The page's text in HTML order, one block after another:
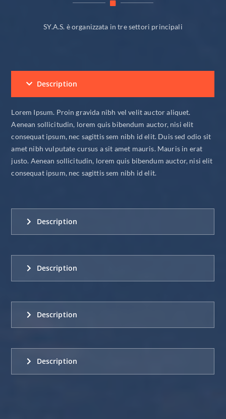
SY.A.S. è organizzata in tre settori principali
Description
Lorem Ipsum. Proin gravida nibh vel velit auctor aliquet.
Aenean sollicitudin, lorem quis bibendum auctor, nisi elit
consequat ipsum, nec sagittis sem nibh id elit. Duis sed odio sit
amet nibh vulputate cursus a sit amet mauris. Mauris in erat
justo. Aenean sollicitudin, lorem quis bibendum auctor, nisi elit
consequat ipsum, nec sagittis sem nibh id elit.
Description
Description
Description
Description